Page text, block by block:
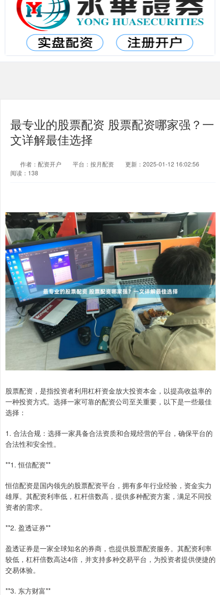
最专业的股票配资 股票配资哪家强？一
文详解最佳选择
作者：配资开户 平台：按月配资
更新：2025-01-12 16:02:56
阅读：138
股票配资，是指投资者利用杠杆资金放大投资本金，以提高收益率的
一种投资方式。选择一家可靠的配资公司至关重要，以下是一些最佳
选择：
1. 合法合规：选择一家具备合法资质和合规经营的平台，确保平台的
合法性和安全性。
**1. 恒信配资**
恒信配资是国内领先的股票配资平台，拥有多年行业经验，资金实力
雄厚。其配资利率低，杠杆倍数高，提供多种配资方案，满足不同投
资者的需求。
**2. 盈透证券**
盈透证券是一家全球知名的券商，也提供股票配资服务。其配资利率
较低，杠杆倍数高达4倍，并支持多种交易平台，为投资者提供便捷的
交易体验。
**3. 东方财富**